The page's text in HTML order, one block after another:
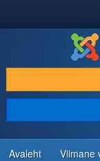
LAADI ALLA JA
AVASTA JA ÕPI
KOGUKOND JA
RESSURSID
Avaleht Viimane